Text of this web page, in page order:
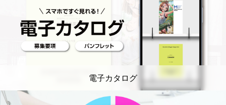
電子カタログ